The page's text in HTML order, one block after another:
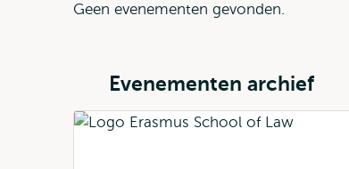
Geen evenementen gevonden.
Evenementen archief